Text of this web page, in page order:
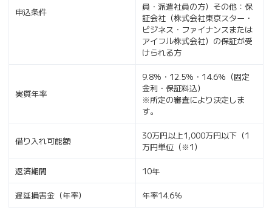
申込条件
員・派遣社員の方）その他：保
証会社（株式会社東京スター・
ビジネス・ファイナンスまたは
アイフル株式会社）の保証が受
けられる方
実質年率
9.8％・12.5％・14.6％（固定
金利・保証料込）
※所定の審査により決定しま
す。
借り入れ可能額
30万円以上1,000万円以下（1
万円単位（※1）
返済期間 10年
遅延損害金（年率） 年率14.6％